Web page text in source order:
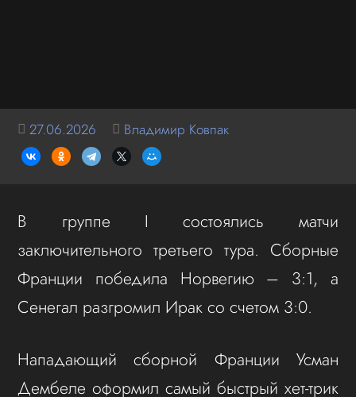
27.06.2026 Владимир Ковпак
В группе I состоялись матчи
заключительного третьего тура. Сборные
Франции победила Норвегию – 3:1, а
Сенегал разгромил Ирак со счетом 3:0.
Нападающий сборной Франции Усман
Дембеле оформил самый быстрый хет-трик